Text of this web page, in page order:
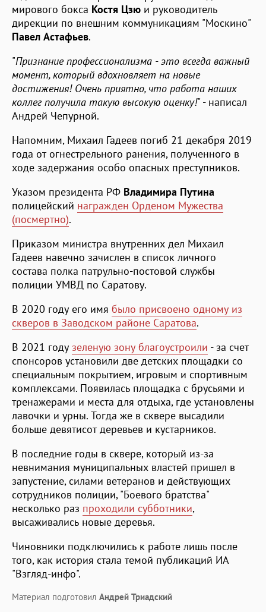
мирового бокса Костя Цзю и руководитель
дирекции по внешним коммуникациям "Москино"
Павел Астафьев.
"Признание профессионализма - это всегда важный
момент, который вдохновляет на новые
достижения! Очень приятно, что работа наших
коллег получила такую высокую оценку!" - написал
Андрей Чепурной.
Напомним, Михаил Гадеев погиб 21 декабря 2019
года от огнестрельного ранения, полученного в
ходе задержания особо опасных преступников.
Указом президента РФ Владимира Путина
полицейский награжден Орденом Мужества
(посмертно).
Приказом министра внутренних дел Михаил
Гадеев навечно зачислен в список личного
состава полка патрульно-постовой службы
полиции УМВД по Саратову.
В 2020 году его имя было присвоено одному из
скверов в Заводском районе Саратова.
В 2021 году зеленую зону благоустроили - за счет
спонсоров установили две детских площадки со
специальным покрытием, игровым и спортивным
комплексами. Появилась площадка с брусьями и
тренажерами и места для отдыха, где установлены
лавочки и урны. Тогда же в сквере высадили
больше девятисот деревьев и кустарников.
В последние годы в сквере, который из-за
невнимания муниципальных властей пришел в
запустение, силами ветеранов и действующих
сотрудников полиции, "Боевого братства"
несколько раз проходили субботники,
высаживались новые деревья.
Чиновники подключились к работе лишь после
того, как история стала темой публикаций ИА
"Взгляд-инфо".
Материал подготовил Андрей Триадский